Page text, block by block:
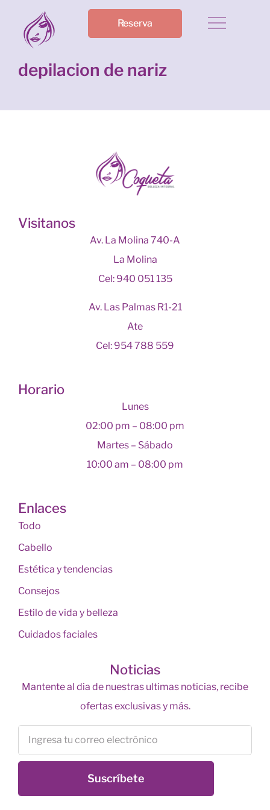
Reserva
depilacion de nariz
Visitanos
Av. La Molina 740-A
La Molina
Cel: 940 051 135
Av. Las Palmas R1-21
Ate
Cel: 954 788 559
Horario
Lunes
02:00 pm – 08:00 pm
Martes – Sábado
10:00 am – 08:00 pm
Enlaces
Todo
Cabello
Estética y tendencias
Consejos
Estilo de vida y belleza
Cuidados faciales
Noticias
Mantente al dia de nuestras ultimas noticias, recibe
ofertas exclusivas y más.
Suscríbete